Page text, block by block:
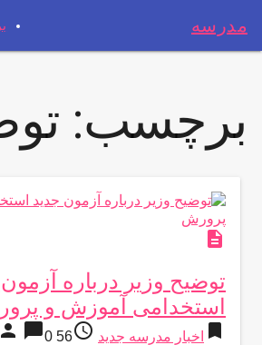
مدرسه
برچسب:
description
توضیح وزیر درباره
استخدامی آموزش و
bookmark اخبار مدرسه جدید access_time
56 years ago
person chat_bubble0